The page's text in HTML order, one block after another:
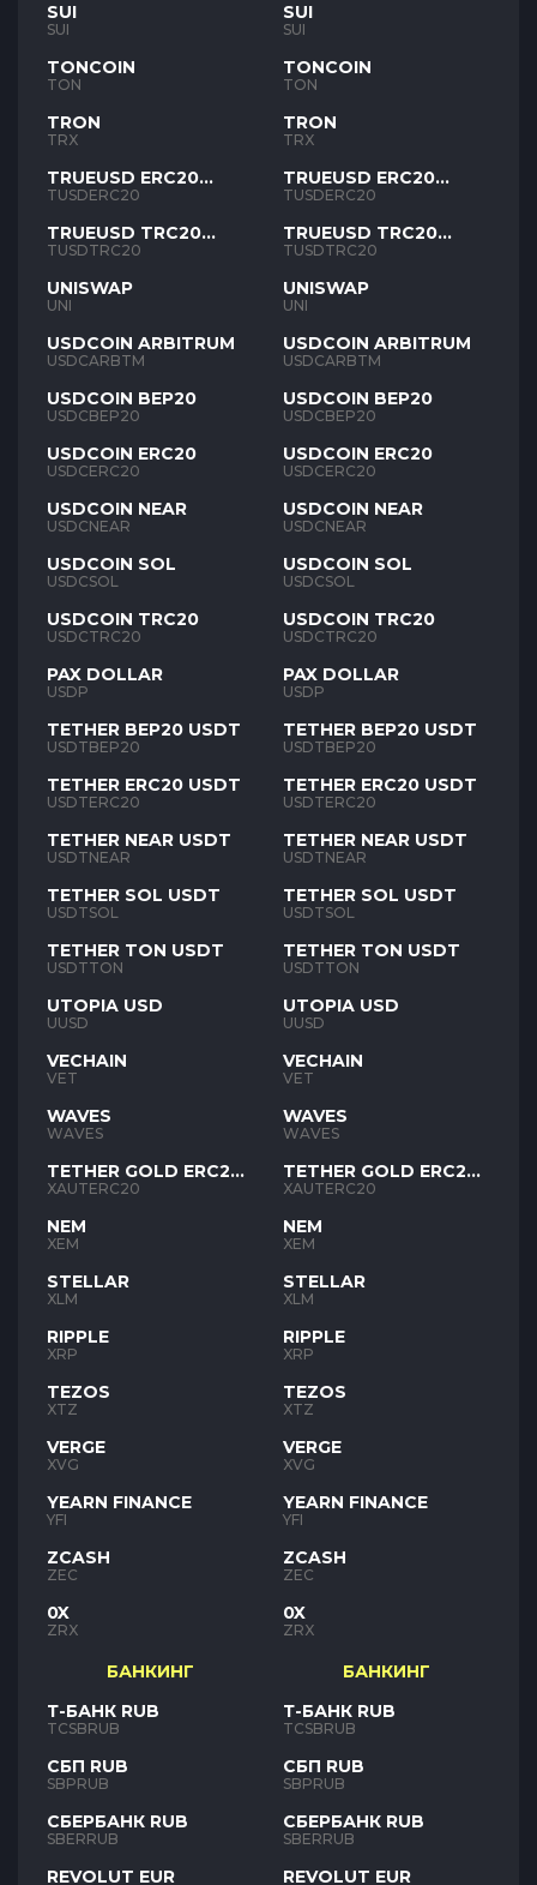
SUI
SUI
TONCOIN
TON
TRON
TRX
TRUEUSD ERC20
TUSD
TUSDERC20
TRUEUSD TRC20
TUSD
TUSDTRC20
UNISWAP
UNI
USDCOIN ARBITRUM
USDCARBTM
USDCOIN BEP20
USDCBEP20
USDCOIN ERC20
USDCERC20
USDCOIN NEAR
USDCNEAR
USDCOIN SOL
USDCSOL
USDCOIN TRC20
USDCTRC20
PAX DOLLAR
USDP
TETHER BEP20 USDT
USDTBEP20
TETHER ERC20 USDT
USDTERC20
TETHER NEAR USDT
USDTNEAR
TETHER SOL USDT
USDTSOL
TETHER TON USDT
USDTTON
UTOPIA USD
UUSD
VECHAIN
VET
WAVES
WAVES
TETHER GOLD ERC20
XAUT
XAUTERC20
NEM
XEM
STELLAR
XLM
RIPPLE
XRP
TEZOS
XTZ
VERGE
XVG
YEARN FINANCE
YFI
ZCASH
ZEC
0X
ZRX
БАНКИНГ
Т-БАНК RUB
TCSBRUB
СБП RUB
SBPRUB
СБЕРБАНК RUB
SBERRUB
REVOLUT EUR
SUI
SUI
TONCOIN
TON
TRON
TRX
TRUEUSD ERC20
TUSD
TUSDERC20
TRUEUSD TRC20
TUSD
TUSDTRC20
UNISWAP
UNI
USDCOIN ARBITRUM
USDCARBTM
USDCOIN BEP20
USDCBEP20
USDCOIN ERC20
USDCERC20
USDCOIN NEAR
USDCNEAR
USDCOIN SOL
USDCSOL
USDCOIN TRC20
USDCTRC20
PAX DOLLAR
USDP
TETHER BEP20 USDT
USDTBEP20
TETHER ERC20 USDT
USDTERC20
TETHER NEAR USDT
USDTNEAR
TETHER SOL USDT
USDTSOL
TETHER TON USDT
USDTTON
UTOPIA USD
UUSD
VECHAIN
VET
WAVES
WAVES
TETHER GOLD ERC20
XAUT
XAUTERC20
NEM
XEM
STELLAR
XLM
RIPPLE
XRP
TEZOS
XTZ
VERGE
XVG
YEARN FINANCE
YFI
ZCASH
ZEC
0X
ZRX
БАНКИНГ
Т-БАНК RUB
TCSBRUB
СБП RUB
SBPRUB
СБЕРБАНК RUB
SBERRUB
REVOLUT EUR